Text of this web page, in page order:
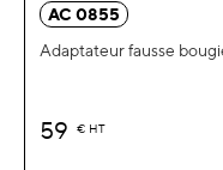
AC 0855
Adaptateur fausse
59 € HT